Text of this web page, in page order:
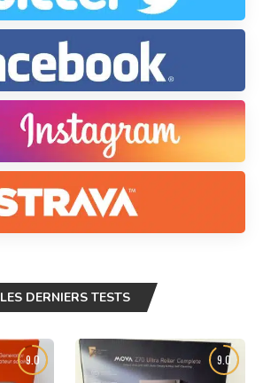
LES DERNIERS TESTS
9.0 9.0